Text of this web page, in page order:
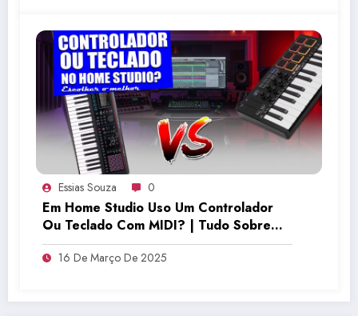
Essias Souza 0
Em Home Studio Uso Um Controlador
Ou Teclado Com MIDI? | Tudo Sobre
Teclado Musical
16 De Março De 2025